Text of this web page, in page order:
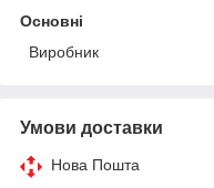
Основні
Виробник
Умови доставки
Нова Пошта